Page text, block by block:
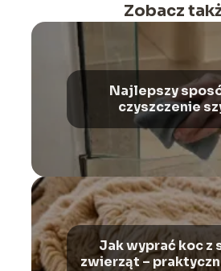
Zobacz
Najlepszy
czyszczenie
kominkowej
Jak wyprać koc z
zwierząt –